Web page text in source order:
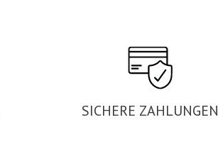
SICHERE ZAHLUNGEN